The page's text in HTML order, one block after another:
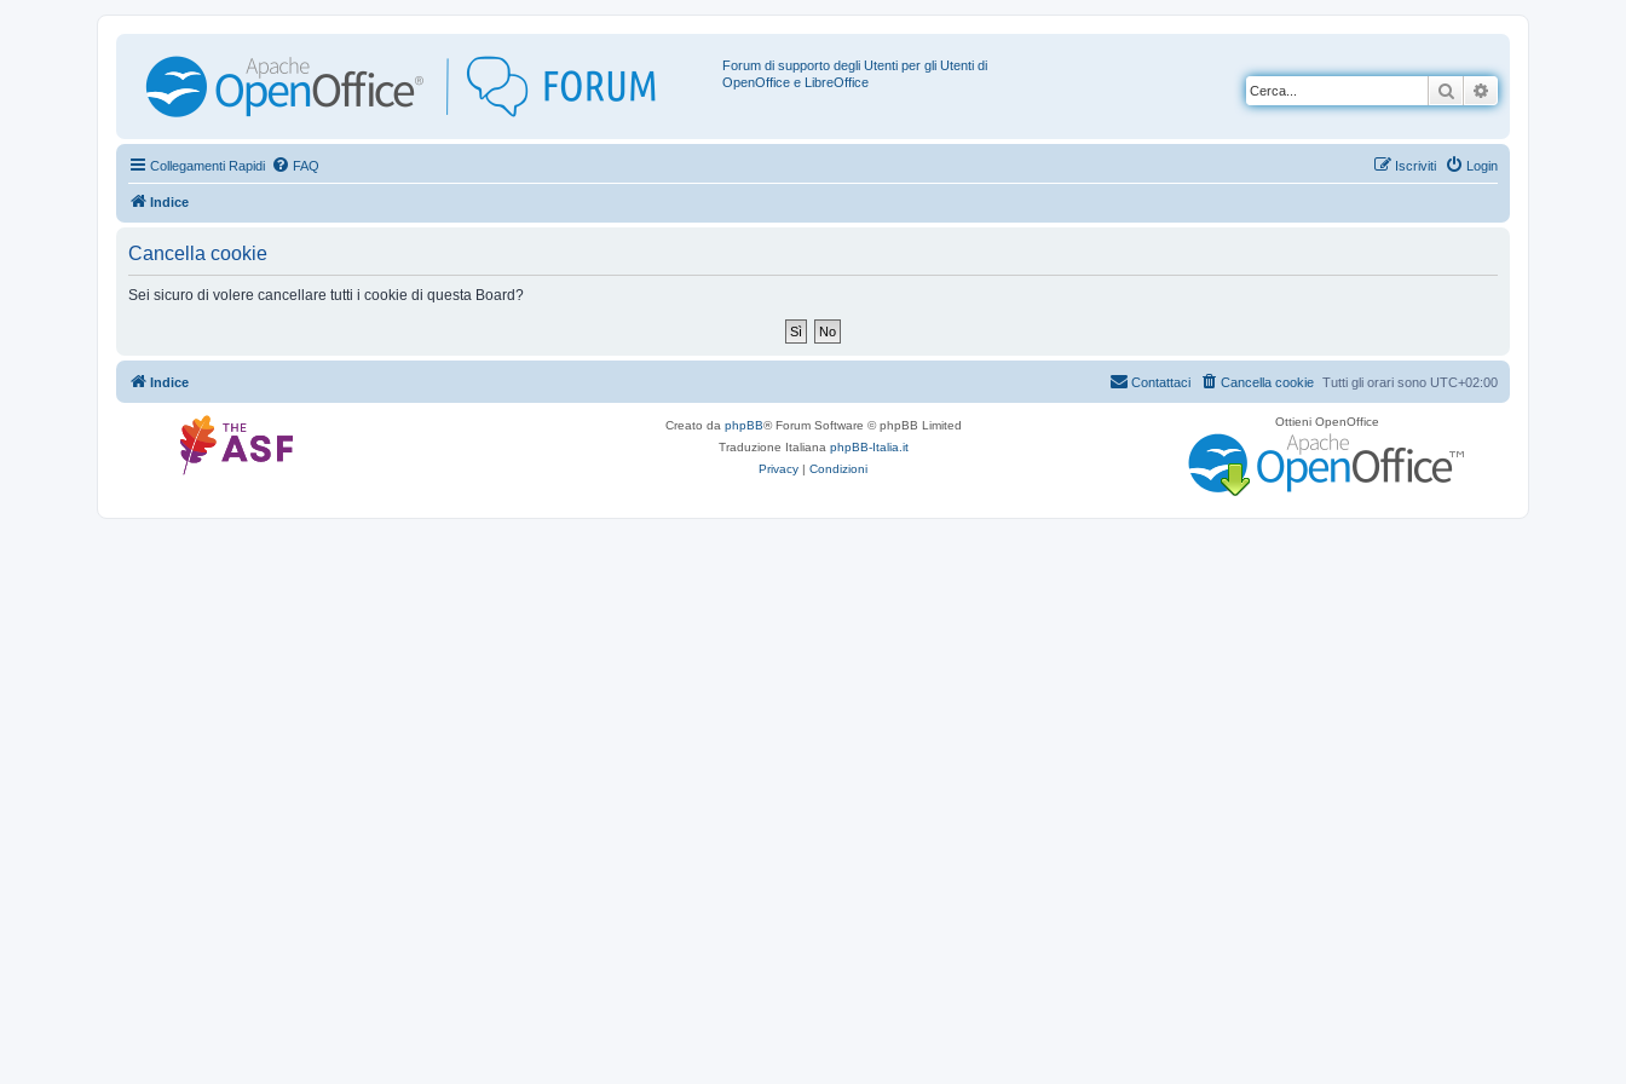
Forum di supporto degli Utenti per gli Utenti di
OpenOffice e LibreOffice
Cerca
Collegamenti Rapidi FAQ Login
Iscriviti
Indice
Cancella cookie
Sei sicuro di volere cancellare tutti i cookie di questa Board?
Indice Tutti gli orari sono UTC+02:00
Cancella cookie
Contattaci
Creato da phpBB® Forum Software © phpBB Limited
Traduzione Italiana phpBB-Italia.it
Privacy | Condizioni
Ottieni OpenOffice